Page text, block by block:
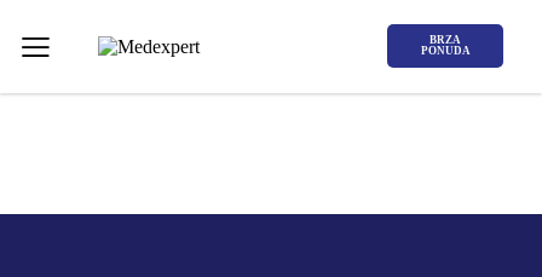
BRZA
PONUDA